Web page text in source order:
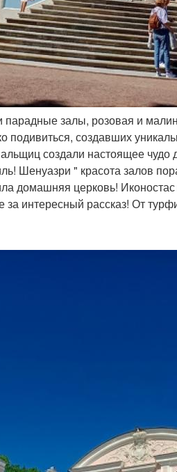
залы, розовая и
подивиться, создавших
создали настоящее чудо
Шенуазри " красота залов
домашняя церковь!
за интересный рассказ! От